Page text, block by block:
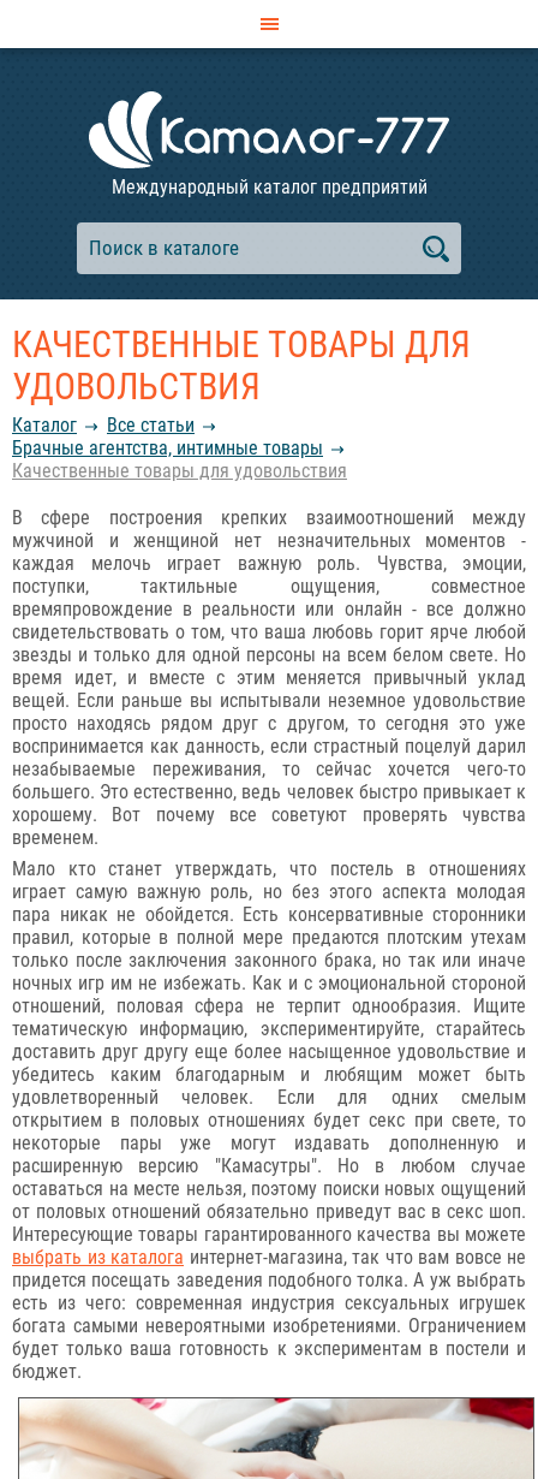
Международный каталог предприятий
КАЧЕСТВЕННЫЕ ТОВАРЫ ДЛЯ
УДОВОЛЬСТВИЯ
Каталог
Все статьи
Брачные агентства, интимные товары
Качественные товары для удовольствия
В сфере построения крепких взаимоотношений между
мужчиной и женщиной нет незначительных моментов -
каждая мелочь играет важную роль. Чувства, эмоции,
поступки, тактильные ощущения, совместное
времяпровождение в реальности или онлайн - все должно
свидетельствовать о том, что ваша любовь горит ярче любой
звезды и только для одной персоны на всем белом свете. Но
время идет, и вместе с этим меняется привычный уклад
вещей. Если раньше вы испытывали неземное удовольствие
просто находясь рядом друг с другом, то сегодня это уже
воспринимается как данность, если страстный поцелуй дарил
незабываемые переживания, то сейчас хочется чего-то
большего. Это естественно, ведь человек быстро привыкает к
хорошему. Вот почему все советуют проверять чувства
временем.
Мало кто станет утверждать, что постель в отношениях
играет самую важную роль, но без этого аспекта молодая
пара никак не обойдется. Есть консервативные сторонники
правил, которые в полной мере предаются плотским утехам
только после заключения законного брака, но так или иначе
ночных игр им не избежать. Как и с эмоциональной стороной
отношений, половая сфера не терпит однообразия. Ищите
тематическую информацию, экспериментируйте, старайтесь
доставить друг другу еще более насыщенное удовольствие и
убедитесь каким благодарным и любящим может быть
удовлетворенный человек. Если для одних смелым
открытием в половых отношениях будет секс при свете, то
некоторые пары уже могут издавать дополненную и
расширенную версию "Камасутры". Но в любом случае
оставаться на месте нельзя, поэтому поиски новых ощущений
от половых отношений обязательно приведут вас в секс шоп.
Интересующие товары гарантированного качества вы можете
выбрать из каталога интернет-магазина, так что вам вовсе не
придется посещать заведения подобного толка. А уж выбрать
есть из чего: современная индустрия сексуальных игрушек
богата самыми невероятными изобретениями. Ограничением
будет только ваша готовность к экспериментам в постели и
бюджет.